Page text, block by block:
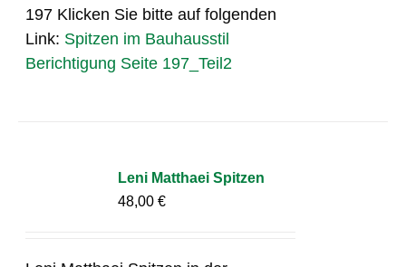
197 Klicken Sie bitte auf folgenden
Link: Spitzen im Bauhausstil
Berichtigung Seite 197_Teil2
Leni Matthaei Spitzen
48,00€